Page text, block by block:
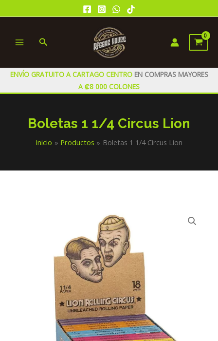
al
MENU
Buscar
ENVÍO GRATUITO A CARTAGO CENTRO EN COMPRAS MAYORES
A ₡8 000 COLONES
Boletas 1 1/4 Circus Lion
Inicio Productos Boletas 1 1/4 Circus Lion